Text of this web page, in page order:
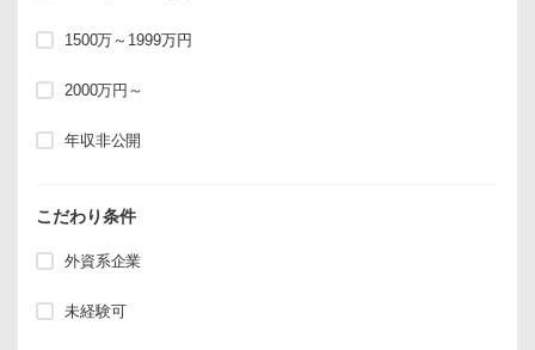
1500万～1999万円
2000万円～
年収非公開
こだわり条件
外資系企業
未経験可